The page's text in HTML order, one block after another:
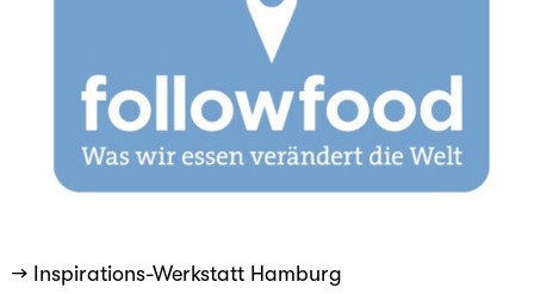
→ Inspirations-Werkstatt Hamburg